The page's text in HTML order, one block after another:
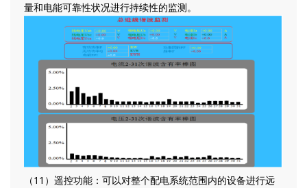
量和电能可靠性状况进行持续性的监测。
（11）遥控功能：可以对整个配电系统范围内的设备进行远